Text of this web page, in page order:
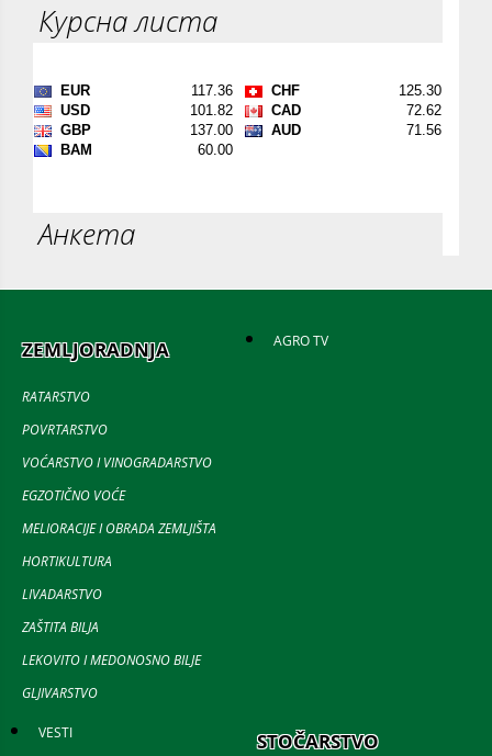
Курсна листа
Анкета
ZEMLJORADNJA
RATARSTVO
POVRTARSTVO
VOĆARSTVO I VINOGRADARSTVO
EGZOTIČNO VOĆE
MELIORACIJE I OBRADA ZEMLJIŠTA
HORTIKULTURA
LIVADARSTVO
ZAŠTITA BILJA
LEKOVITO I MEDONOSNO BILJE
GLJIVARSTVO
AGRO TV
VESTI STOČARSTVO